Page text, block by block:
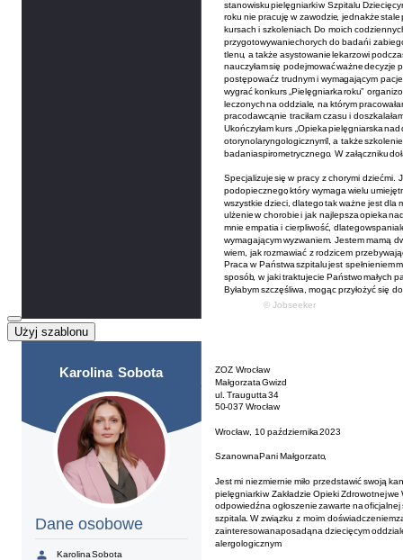
Użyj szablonu